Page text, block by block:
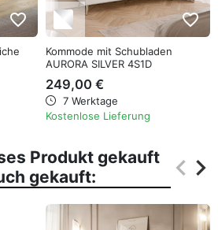
favorite_border favorite_border
Kommode mit Schubladen
AURORA SILVER 4S1D
249,00 €
7 Werktage
Kostenlose Lieferung
Produkt gekauft
gekauft:
keyboard_arrow_left
keyboard_arrow_right